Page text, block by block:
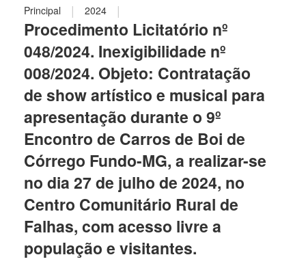
Principal | 2024 |
Procedimento Licitatório nº
048/2024. Inexigibilidade nº
008/2024. Objeto: Contratação
de show artístico e musical para
apresentação durante o 9º
Encontro de Carros de Boi de
Córrego Fundo-MG, a realizar-se
no dia 27 de julho de 2024, no
Centro Comunitário Rural de
Falhas, com acesso livre a
população e visitantes.